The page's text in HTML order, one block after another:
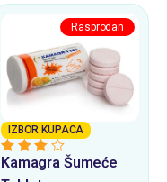
IZBOR KUPACA
3from 5
Kamagra Šumeće